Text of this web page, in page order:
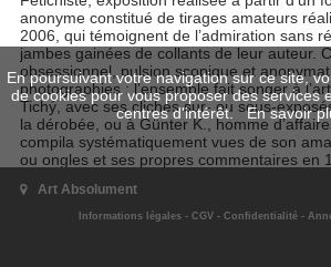
anonyme constitué de tirages amateurs
2006, qui témoignent de l’admiration sans
jambes gainées de collants de leur auteur.
obsessionnel, pulsion scopique et
photographies : l’ensemble fait songer à
Tichý, avec ses clichés sur- ou sous-
la dérobée, ou à Günter K., homme
compila systématiquement vues de son
ou ongles et ses propres commentaires en
Extrait de l'article de Emma Noyant publié
Art Absolument
Informations légales - CGV - Confidentialité -
En poursuivant votre navigation sur ce site,
de cookies pour vous proposer des services
centres d'intérêt.En savoir